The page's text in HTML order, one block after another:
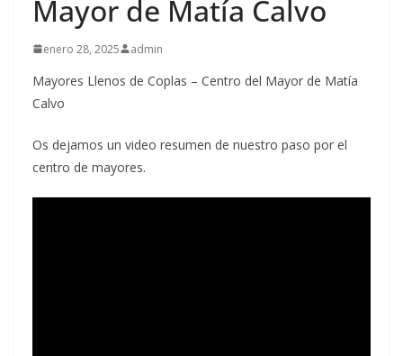
Mayor de Matía Calvo
enero 28, 2025 admin
Mayores Llenos de Coplas – Centro del Mayor de Matía
Calvo
Os dejamos un video resumen de nuestro paso por el
centro de mayores.